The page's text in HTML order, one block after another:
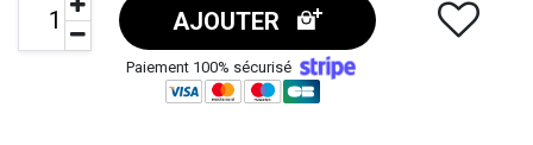
AJOUTER
Paiement 100% sécurisé